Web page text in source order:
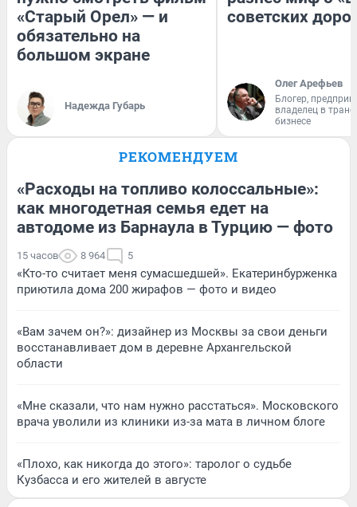
«Старый Орел» — и
обязательно на
большом экране
Надежда Губарь
советских
Олег Арефьев
Блогер,
владелец в
бизнесе
РЕКОМЕНДУЕМ
«Расходы на топливо колоссальные»:
как многодетная семья едет на
автодоме из Барнаула в Турцию — фото
15 часов 8 964 5
«Кто-то считает меня сумасшедшей». Екатеринбурженка
приютила дома 200 жирафов — фото и видео
«Вам зачем он?»: дизайнер из Москвы за свои деньги
восстанавливает дом в деревне Архангельской
области
«Мне сказали, что нам нужно расстаться». Московского
врача уволили из клиники из-за мата в личном блоге
«Плохо, как никогда до этого»: таролог о судьбе
Кузбасса и его жителей в августе